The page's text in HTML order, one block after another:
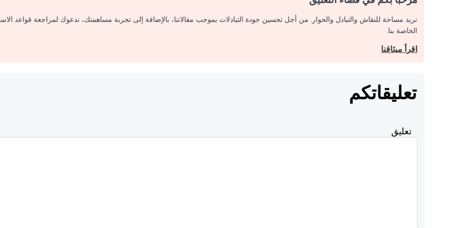
نريد مساحة للنقاش والتبادل والحوار. من أجل تحسين جودة التبادلات بموجب مقالاتنا، بالإضافة إلى تجربة مساهمتك، ندعوك لمراجعة قواعد
الخاصة بنا.
اقرأ ميثاقنا
تعليقاتكم
تعليق